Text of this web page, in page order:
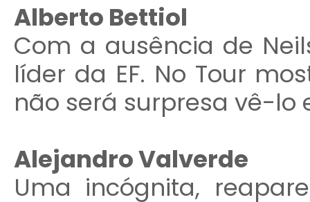
Alberto Bettiol
Com a ausência de
líder da EF. No Tour
não será surpresa vê-lo
Alejandro Valverde
Uma incógnita,